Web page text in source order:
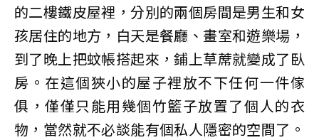
的二樓鐵皮屋裡，分別的兩個房間是男生和女
孩居住的地方，白天是餐廳、畫室和遊樂場，
到了晚上把蚊帳搭起來，鋪上草蓆就變成了臥
房。在這個狹小的屋子裡放不下任何一件傢
俱，僅僅只能用幾個竹籃子放置了個人的衣
物，當然就不必談能有個私人隱密的空間了。